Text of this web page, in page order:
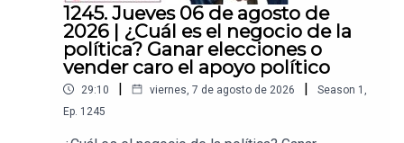
1245. Jueves 06 de agosto de
2026 | ¿Cuál es el negocio de la
política? Ganar elecciones o
vender caro el apoyo político
29:10 | viernes, 7 de agosto de 2026 | Season 1
Ep. 1245